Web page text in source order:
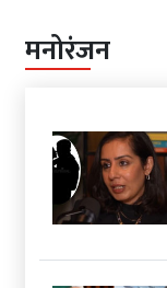
मनोरंजन